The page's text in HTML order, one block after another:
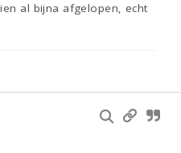
al bijna afgelopen, echt